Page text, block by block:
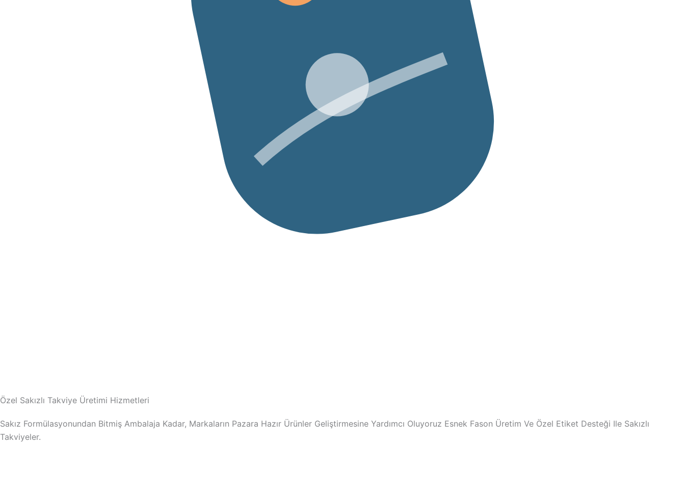
Özel Sakızlı Takviye Üretimi Hizmetleri
Sakız Formülasyonundan Bitmiş Ambalaja Kadar, Markaların Pazara Hazır Ürünler Geliştirmesine Yardımcı Oluyoruz Esnek Fason Üretim Ve Özel Etiket Desteği Ile Sakızlı
Takviyeler.